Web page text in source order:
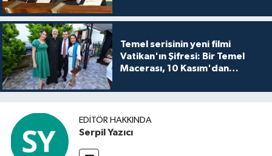
Temel serisinin yeni filmi
Vatikan'ın Şifresi: Bir Temel
Macerası, 10 Kasım'dan
buluşuyo
EDITÖR HAKKINDA
Serpil Yazıcı